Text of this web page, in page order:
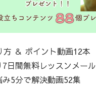
＆ ポイント動画12本
日間無料レッスンメール
5分で解決動画52集